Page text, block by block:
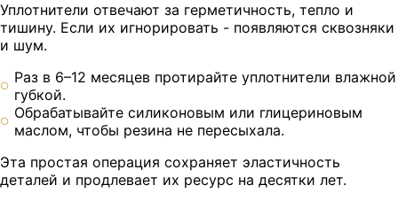
Уплотнители отвечают за герметичность, тепло и
тишину. Если их игнорировать - появляются сквозняки
и шум.
Раз в 6–12 месяцев протирайте уплотнители влажной
губкой.
Обрабатывайте силиконовым или глицериновым
маслом, чтобы резина не пересыхала.
Эта простая операция сохраняет эластичность
деталей и продлевает их ресурс на десятки лет.